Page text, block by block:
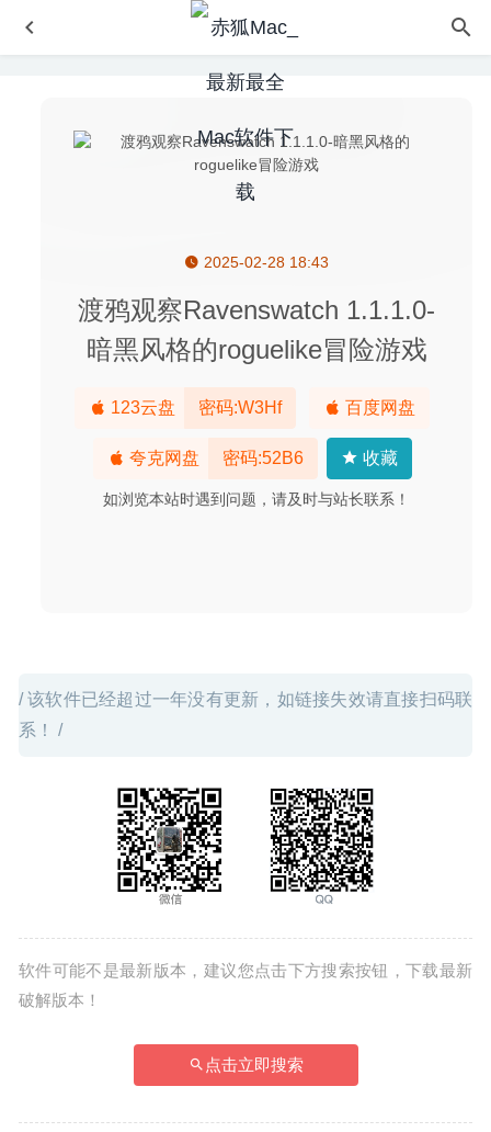
2025-02-28 18:43
渡鸦观察Ravenswatch 1.1.1.0-
暗黑风格的roguelike冒险游戏
123云盘 密码:W3Hf 百度网盘
夸克网盘 密码:52B6 收藏
如浏览本站时遇到问题，请及时与站长联系！
/ 该软件已经超过一年没有更新，如链接失效请直接扫码联
系！ /
软件可能不是最新版本，建议您点击下方搜索按钮，下载最新
破解版本！
点击立即搜索
Chatology 1.2.5 – 聊天信息搜索管理工具
TinkerTool System 6.92 – 优秀的系统维护工具 2020-09-11
2020-05-04
4K YouTube to MP3 3.13.1.3850 – 在线音乐转换及下载器
2020-09-17
Slidepad 1.0.28 for Mac- WEB应用侧边滑动窗口切换神器